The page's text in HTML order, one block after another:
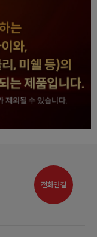
전화연결